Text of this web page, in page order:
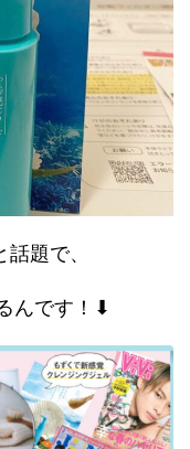
話題で、
んです！⬇︎